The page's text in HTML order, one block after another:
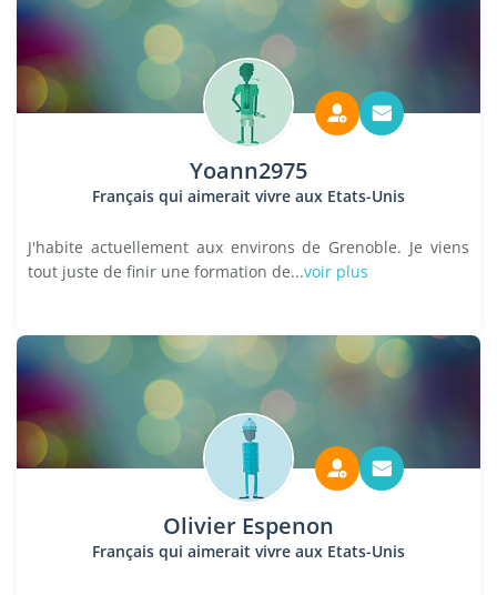
Yoann2975
Français qui aimerait vivre aux Etats-Unis
J'habite actuellement aux environs de Grenoble. Je viens
tout juste de finir une formation de...voir plus
Olivier Espenon
Français qui aimerait vivre aux Etats-Unis